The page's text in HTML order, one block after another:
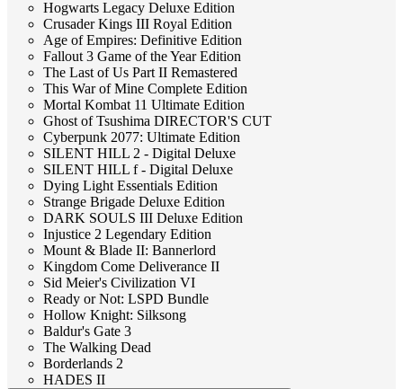
Hogwarts Legacy Deluxe Edition
Crusader Kings III Royal Edition
Age of Empires: Definitive Edition
Fallout 3 Game of the Year Edition
The Last of Us Part II Remastered
This War of Mine Complete Edition
Mortal Kombat 11 Ultimate Edition
Ghost of Tsushima DIRECTOR'S CUT
Cyberpunk 2077: Ultimate Edition
SILENT HILL 2 - Digital Deluxe
SILENT HILL f - Digital Deluxe
Dying Light Essentials Edition
Strange Brigade Deluxe Edition
DARK SOULS III Deluxe Edition
Injustice 2 Legendary Edition
Mount & Blade II: Bannerlord
Kingdom Come Deliverance II
Sid Meier's Civilization VI
Ready or Not: LSPD Bundle
Hollow Knight: Silksong
Baldur's Gate 3
The Walking Dead
Borderlands 2
HADES II